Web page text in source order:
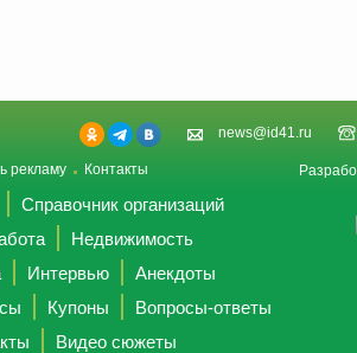
news@id41.ru
рекламу Контакты
Справочник организаций
Недвижимость
Интервью
Анекдоты
Купоны
Вопросы-ответы
Видео сюжеты